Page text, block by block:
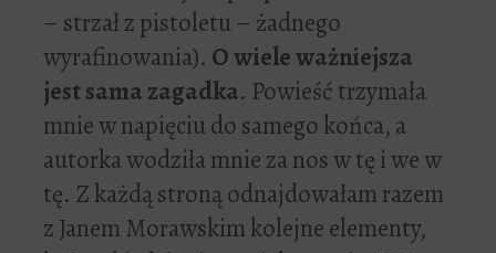
– strzał z pistoletu – żadnego
wyrafinowania). O wiele ważniejsza
jest sama zagadka. Powieść trzymała
mnie w napięciu do samego końca, a
autorka wodziła mnie za nos w tę i we w
tę. Z każdą stroną odnajdowałam razem
z Janem Morawskim kolejne elementy,